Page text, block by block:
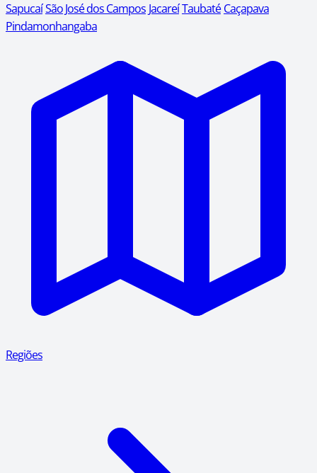
SapucaíSão José dos Campos JacareíTaubaté Caçapava
Pindamonhangaba
Regiões